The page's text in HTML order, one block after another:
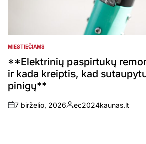
POSTED
MIESTIEČIAMS
**Elektrinių paspirtukų
ir kada kreiptis, kad
pinigų**
on
7 birželio, 2026
Posted
ec2024kaunas.lt